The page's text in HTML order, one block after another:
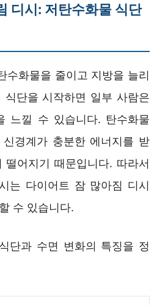
디시: 저탄수화물 식단
수화물을 줄이고 지방을 늘리
식단을 시작하면 일부 사람은
느낄 수 있습니다. 탄수화물
경계가 충분한 에너지를 받
어지기 때문입니다. 따라서
는 다이어트 잠 많아짐 디시
수 있습니다.
단과 수면 변화의 특징을 정